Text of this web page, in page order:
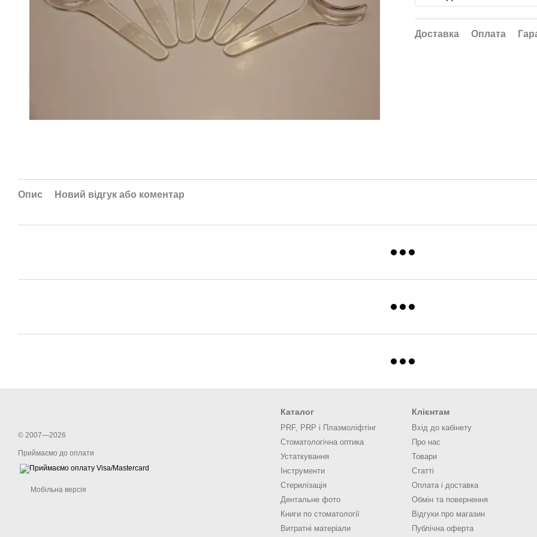
Доставка Оплата
Опис Новий відгук або коментар
© 2007—2026
Приймаємо до оплати
Мобільна версія
Каталог
PRF, PRP і Плазмоліфтінг
Стоматологічна оптика
Устаткування
Інструменти
Стерилізація
Дентальне фото
Книги по стоматології
Витратні матеріали
Клієнтам
Вхід до кабінету
Про нас
Товари
Статті
Оплата і доставка
Обмін та повернення
Відгуки про магазин
Публічна оферта